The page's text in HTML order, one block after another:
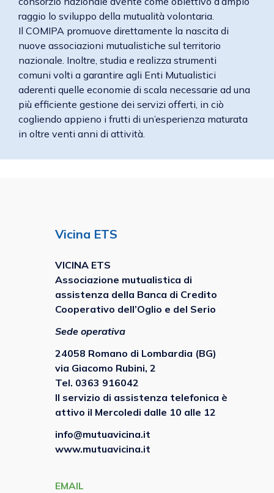
raggio lo sviluppo della mutualità volontaria.
Il COMIPA promuove direttamente la nascita di
nuove associazioni mutualistiche sul territorio
nazionale. Inoltre, studia e realizza strumenti
comuni volti a garantire agli Enti Mutualistici
aderenti quelle economie di scala necessarie ad una
più efficiente gestione dei servizi offerti, in ciò
cogliendo appieno i frutti di un’esperienza maturata
in oltre venti anni di attività.
Vicina ETS
VICINA ETS
Associazione mutualistica di
assistenza della Banca di Credito
Cooperativo dell’Oglio e del Serio
Sede operativa
24058 Romano di Lombardia (BG)
via Giacomo Rubini, 2
Tel. 0363 916042
Il servizio di assistenza telefonica è
attivo il Mercoledi dalle 10 alle 12
info@mutuavicina.it
www.mutuavicina.it
EMAIL